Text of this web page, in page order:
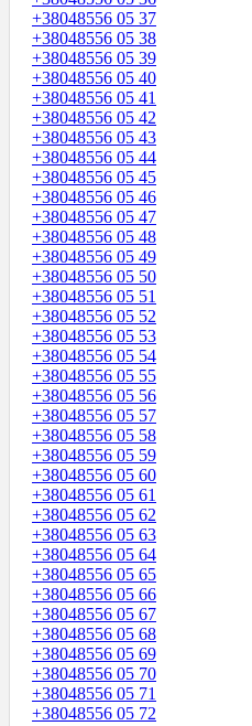
+38048556 05 37
+38048556 05 38
+38048556 05 39
+38048556 05 40
+38048556 05 41
+38048556 05 42
+38048556 05 43
+38048556 05 44
+38048556 05 45
+38048556 05 46
+38048556 05 47
+38048556 05 48
+38048556 05 49
+38048556 05 50
+38048556 05 51
+38048556 05 52
+38048556 05 53
+38048556 05 54
+38048556 05 55
+38048556 05 56
+38048556 05 57
+38048556 05 58
+38048556 05 59
+38048556 05 60
+38048556 05 61
+38048556 05 62
+38048556 05 63
+38048556 05 64
+38048556 05 65
+38048556 05 66
+38048556 05 67
+38048556 05 68
+38048556 05 69
+38048556 05 70
+38048556 05 71
+38048556 05 72